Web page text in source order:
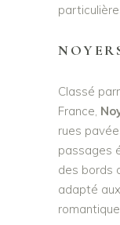
Classé
France,
rues
passages
des bords
adapté